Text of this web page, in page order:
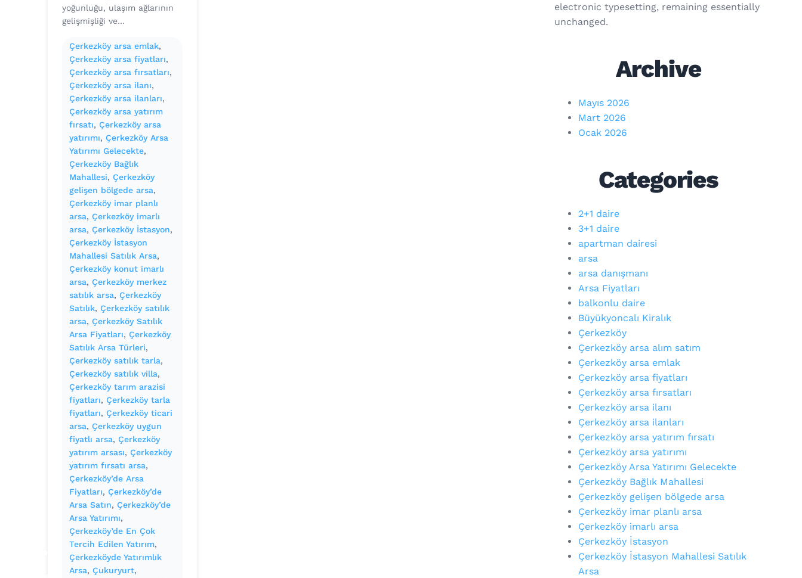
yoğunluğu, ulaşım ağlarının
gelişmişliği ve…
Çerkezköy arsa emlak
Çerkezköy arsa fiyatları
Çerkezköy arsa fırsatları
Çerkezköy arsa ilanı
Çerkezköy arsa ilanları
Çerkezköy arsa yatırım
fırsatı, Çerkezköy arsa
yatırımı, Çerkezköy Arsa
Yatırımı Gelecekte
Çerkezköy Bağlık
Mahallesi, Çerkezköy
gelişen bölgede arsa
Çerkezköy imar planlı
arsa, Çerkezköy imarlı
arsa, Çerkezköy İstasyon
Çerkezköy İstasyon
Mahallesi Satılık Arsa
Çerkezköy konut imarlı
arsa, Çerkezköy merkez
satılık arsa, Çerkezköy
Satılık, Çerkezköy satılık
arsa, Çerkezköy Satılık
Arsa Fiyatları, Çerkezköy
Satılık Arsa Türleri
Çerkezköy satılık tarla
Çerkezköy satılık villa
Çerkezköy tarım arazisi
fiyatları, Çerkezköy tarla
fiyatları, Çerkezköy ticari
arsa, Çerkezköy uygun
fiyatlı arsa, Çerkezköy
yatırım arsası, Çerkezköy
yatırım fırsatı arsa
Çerkezköy’de Arsa
Fiyatları, Çerkezköy’de
Arsa Satın, Çerkezköy’de
Arsa Yatırımı
Çerkezköy’de En Çok
Tercih Edilen Yatırım
Çerkezköyde Yatırımlık
Arsa, Çukuryurt
electronic typesetting, remaining essentially
unchanged.
Archive
Mayıs 2026
Mart 2026
Ocak 2026
Categories
2+1 daire
3+1 daire
apartman dairesi
arsa
arsa danışmanı
Arsa Fiyatları
balkonlu daire
Büyükyoncalı Kiralık
Çerkezköy
Çerkezköy arsa alım satım
Çerkezköy arsa emlak
Çerkezköy arsa fiyatları
Çerkezköy arsa fırsatları
Çerkezköy arsa ilanı
Çerkezköy arsa ilanları
Çerkezköy arsa yatırım fırsatı
Çerkezköy arsa yatırımı
Çerkezköy Arsa Yatırımı Gelecekte
Çerkezköy Bağlık Mahallesi
Çerkezköy gelişen bölgede arsa
Çerkezköy imar planlı arsa
Çerkezköy imarlı arsa
Çerkezköy İstasyon
Çerkezköy İstasyon Mahallesi Satılık
Arsa